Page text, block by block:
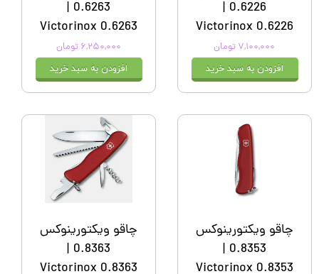
0.6226 |
Victorinox 0.6226
۷,۱۰۰,۰۰۰ تومان
افزودن به سبد خرید
0.6263 |
Victorinox 0.6263
۶,۲۵۰,۰۰۰ تومان
افزودن به سبد خرید
چاقو ویکتورینوکس
0.8353 |
Victorinox 0.8353
چاقو ویکتورینوکس
0.8363 |
Victorinox 0.8363